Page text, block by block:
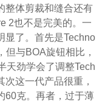
整体剪裁和缝合还有
2也不是完美的。一
显了。首先是Techno
与BOA旋钮相比，
天劲学会了调整Tech
这一代产品很重，
60克。再者，过于薄